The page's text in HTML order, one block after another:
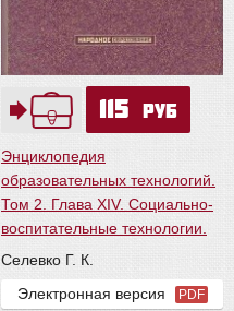
115 руб
Энциклопедия
образовательных технологий.
Том 2. Глава XIV. Социально-
воспитательные технологии.
Селевко Г. К.
Электронная версия
PDF